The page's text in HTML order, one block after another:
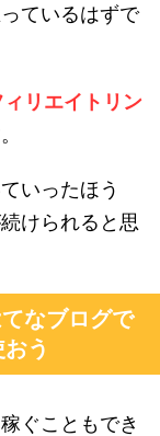
ているはずで
リエイトリン
いったほう
けられると思
なブログで
う
ぐこともでき